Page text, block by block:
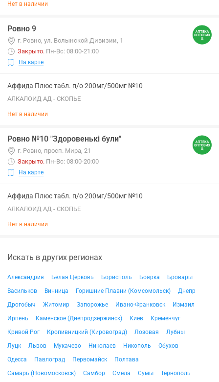
Нет в наличии
Ровно 9
г. Ровно, ул. Волынской Дивизии, 1
Закрыто. Пн-Вс: 08:00-21:00
На карте
Аффида Плюс табл. п/о 200мг/500мг №10
АЛКАЛОИД АД - СКОПЬЕ
Нет в наличии
Ровно №10 "Здоровенькі були"
г. Ровно, просп. Мира, 21
Закрыто. Пн-Вс: 08:00-20:00
На карте
Аффида Плюс табл. п/о 200мг/500мг №10
АЛКАЛОИД АД - СКОПЬЕ
Нет в наличии
Искать в других регионах
Александрия Белая Церковь Борисполь Боярка
Бровары
Васильков
Винница Горишние Плавни (Комсомольск)
Днепр
Дрогобыч
Житомир Запорожье Ивано-Франковск
Измаил
Ирпень
Каменское (Днепродзержинск) Киев
Кременчуг
Кривой Рог
Кропивницкий (Кировоград) Лозовая
Лубны
Луцк
Львов Мукачево Николаев Никополь
Обухов
Одесса
Павлоград Первомайск
Полтава
Самарь (Новомосковск)
Самбор Смела Сумы
Тернополь